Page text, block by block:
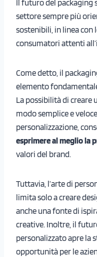
Il futuro del packaging
settore sempre più
sostenibili, in linea con
consumatori attenti
Come detto, il
elemento
La possibilità di creare
modo semplice e
personalizzazione,
esprimere al meglio la
valori del brand.
Tuttavia, l’arte di
limita solo a creare
anche una fonte di
creative. Inoltre, il
personalizzato apre la
opportunità per le